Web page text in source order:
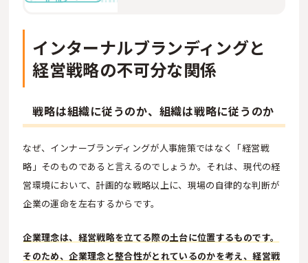
インターナルブランディングと
経営戦略の不可分な関係
戦略は組織に従うのか、組織は戦略に従うのか
なぜ、インナーブランディングが人事施策ではなく「経営戦
略」そのものであると言えるのでしょうか。それは、現代の経
営環境において、計画的な戦略以上に、現場の自律的な判断が
企業の運命を左右するからです。
企業理念は、経営戦略を立てる際の土台に位置するものです。
そのため、企業理念と整合性がとれているのかを考え、経営戦